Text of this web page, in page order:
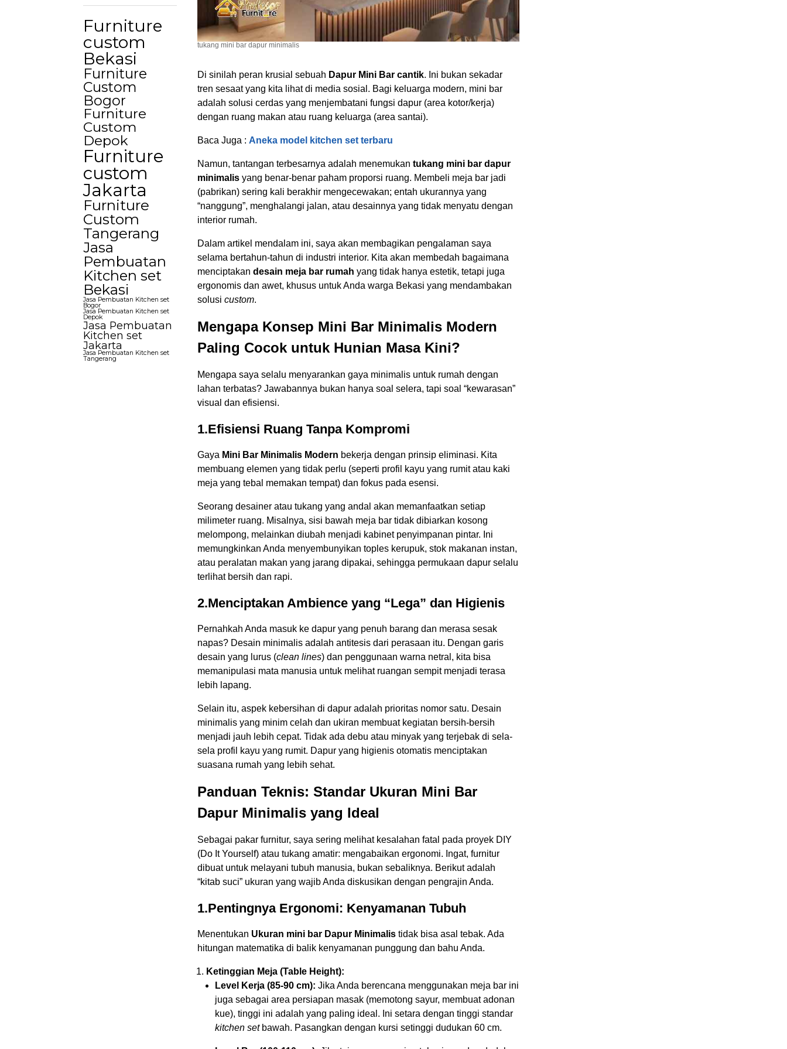
tukang mini bar dapur minimalis
Di sinilah peran krusial sebuah Dapur Mini Bar cantik. Ini bukan sekadar
tren sesaat yang kita lihat di media sosial. Bagi keluarga modern, mini bar
adalah solusi cerdas yang menjembatani fungsi dapur (area kotor/kerja)
dengan ruang makan atau ruang keluarga (area santai).
Baca Juga : Aneka model kitchen set terbaru
Namun, tantangan terbesarnya adalah menemukan tukang mini bar dapur
minimalis yang benar-benar paham proporsi ruang. Membeli meja bar jadi
(pabrikan) sering kali berakhir mengecewakan; entah ukurannya yang
“nanggung”, menghalangi jalan, atau desainnya yang tidak menyatu dengan
interior rumah.
Dalam artikel mendalam ini, saya akan membagikan pengalaman saya
selama bertahun-tahun di industri interior. Kita akan membedah bagaimana
menciptakan desain meja bar rumah yang tidak hanya estetik, tetapi juga
ergonomis dan awet, khusus untuk Anda warga Bekasi yang mendambakan
solusi custom.
Mengapa Konsep Mini Bar Minimalis Modern
Paling Cocok untuk Hunian Masa Kini?
Mengapa saya selalu menyarankan gaya minimalis untuk rumah dengan
lahan terbatas? Jawabannya bukan hanya soal selera, tapi soal “kewarasan”
visual dan efisiensi.
1.Efisiensi Ruang Tanpa Kompromi
Gaya Mini Bar Minimalis Modern bekerja dengan prinsip eliminasi. Kita
membuang elemen yang tidak perlu (seperti profil kayu yang rumit atau kaki
meja yang tebal memakan tempat) dan fokus pada esensi.
Seorang desainer atau tukang yang andal akan memanfaatkan setiap
milimeter ruang. Misalnya, sisi bawah meja bar tidak dibiarkan kosong
melompong, melainkan diubah menjadi kabinet penyimpanan pintar. Ini
memungkinkan Anda menyembunyikan toples kerupuk, stok makanan instan,
atau peralatan makan yang jarang dipakai, sehingga permukaan dapur selalu
terlihat bersih dan rapi.
2.Menciptakan Ambience yang “Lega” dan Higienis
Pernahkah Anda masuk ke dapur yang penuh barang dan merasa sesak
napas? Desain minimalis adalah antitesis dari perasaan itu. Dengan garis
desain yang lurus (clean lines) dan penggunaan warna netral, kita bisa
memanipulasi mata manusia untuk melihat ruangan sempit menjadi terasa
lebih lapang.
Selain itu, aspek kebersihan di dapur adalah prioritas nomor satu. Desain
minimalis yang minim celah dan ukiran membuat kegiatan bersih-bersih
menjadi jauh lebih cepat. Tidak ada debu atau minyak yang terjebak di sela-
sela profil kayu yang rumit. Dapur yang higienis otomatis menciptakan
suasana rumah yang lebih sehat.
Panduan Teknis: Standar Ukuran Mini Bar
Dapur Minimalis yang Ideal
Sebagai pakar furnitur, saya sering melihat kesalahan fatal pada proyek DIY
(Do It Yourself) atau tukang amatir: mengabaikan ergonomi. Ingat, furnitur
dibuat untuk melayani tubuh manusia, bukan sebaliknya. Berikut adalah
“kitab suci” ukuran yang wajib Anda diskusikan dengan pengrajin Anda.
1.Pentingnya Ergonomi: Kenyamanan Tubuh
Menentukan Ukuran mini bar Dapur Minimalis tidak bisa asal tebak. Ada
hitungan matematika di balik kenyamanan punggung dan bahu Anda.
Ketinggian Meja (Table Height):
Level Kerja (85-90 cm): Jika Anda berencana menggunakan meja bar ini
juga sebagai area persiapan masak (memotong sayur, membuat adonan
kue), tinggi ini adalah yang paling ideal. Ini setara dengan tinggi standar
kitchen setbawah. Pasangkan dengan kursi setinggi dudukan 60 cm.
Furniture
custom
Bekasi
Furniture
Custom
Bogor
Furniture
Custom
Depok
Furniture
custom
Jakarta
Furniture
Custom
Tangerang
Jasa
Pembuatan
Kitchen set
Bekasi
Jasa Pembuatan Kitchen set
Bogor
Jasa Pembuatan Kitchen set
Depok
Jasa Pembuatan
Kitchen set
Jakarta
Jasa Pembuatan Kitchen set
Tangerang